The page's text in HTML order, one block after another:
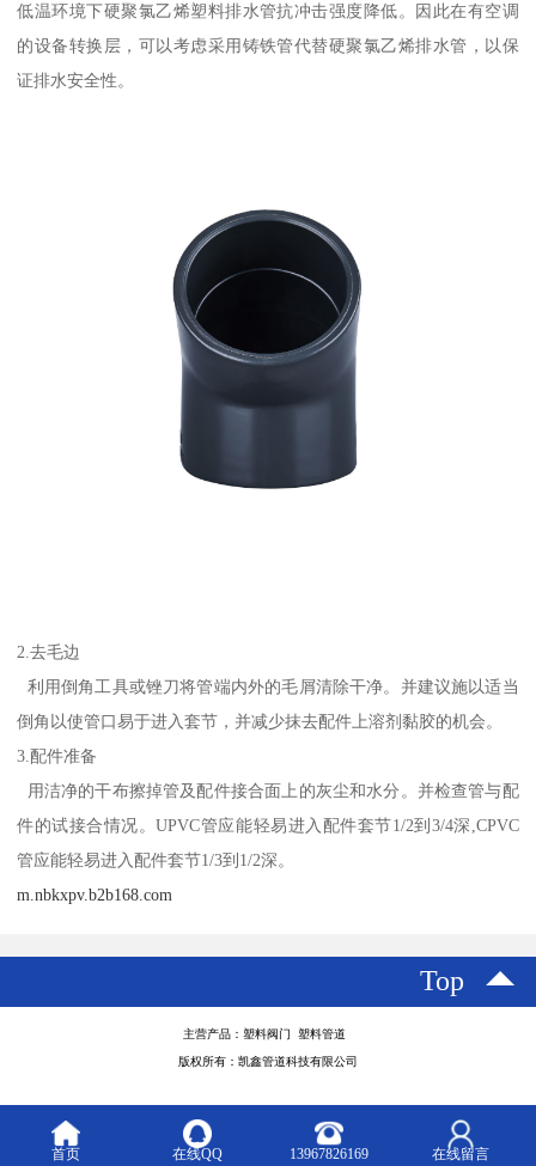
低温环境下硬聚氯乙烯塑料排水管抗冲击强度降低。因此在有空调
的设备转换层，可以考虑采用铸铁管代替硬聚氯乙烯排水管，以保
证排水安全性。
2.去毛边
利用倒角工具或锉刀将管端内外的毛屑清除干净。并建议施以适当
倒角以使管口易于进入套节，并减少抹去配件上溶剂黏胶的机会。
3.配件准备
用洁净的干布擦掉管及配件接合面上的灰尘和水分。并检查管与配
件的试接合情况。UPVC管应能轻易进入配件套节1/2到3/4深,CPVC
管应能轻易进入配件套节1/3到1/2深。
m.nbkxpv.b2b168.com
Top
主营产品：塑料阀门 塑料管道
版权所有：凯鑫管道科技有限公司
首页 在线QQ 13967826169 在线留言